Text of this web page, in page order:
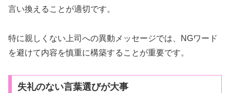
言い換えることが適切です。
特に親しくない上司への異動メッセージでは、NGワード
を避けて内容を慎重に構築することが重要です。
失礼のない言葉選びが大事